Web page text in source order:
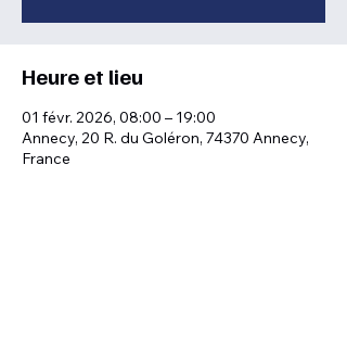
Heure et lieu
01 févr. 2026, 08:00 – 19:00
Annecy, 20 R. du Goléron, 74370 Annecy,
France